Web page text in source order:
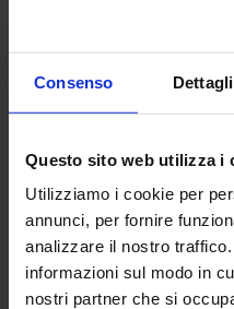
Consenso Dettagli
Questo sito web utilizza i
Utilizziamo i cookie per
annunci, per fornire
analizzare il nostro
informazioni sul modo in
nostri partner che si